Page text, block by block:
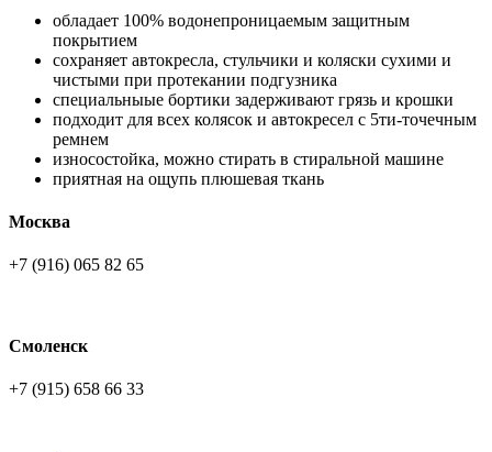
обладает 100% водонепроницаемым защитным
покрытием
сохраняет автокресла, стульчики и коляски сухими и
чистыми при протекании подгузника
специальныые бортики задерживают грязь и крошки
подходит для всех колясок и автокресел с 5ти-точечным
ремнем
износостойка, можно стирать в стиральной машине
приятная на ощупь плюшевая ткань
Москва
+7 (916) 065 82 65
Смоленск
+7 (915) 658 66 33